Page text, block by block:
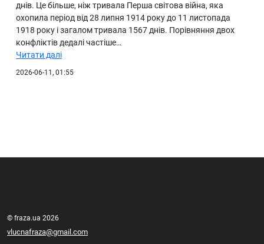
днів. Це більше, ніж тривала Перша світова війна, яка
охопила період від 28 липня 1914 року до 11 листопада
1918 року і загалом тривала 1567 днів. Порівняння двох
конфліктів дедалі частіше…
Читати далі
2026-06-11, 01:55
© fraza.ua 2026
vlucnafraza@gmail.com